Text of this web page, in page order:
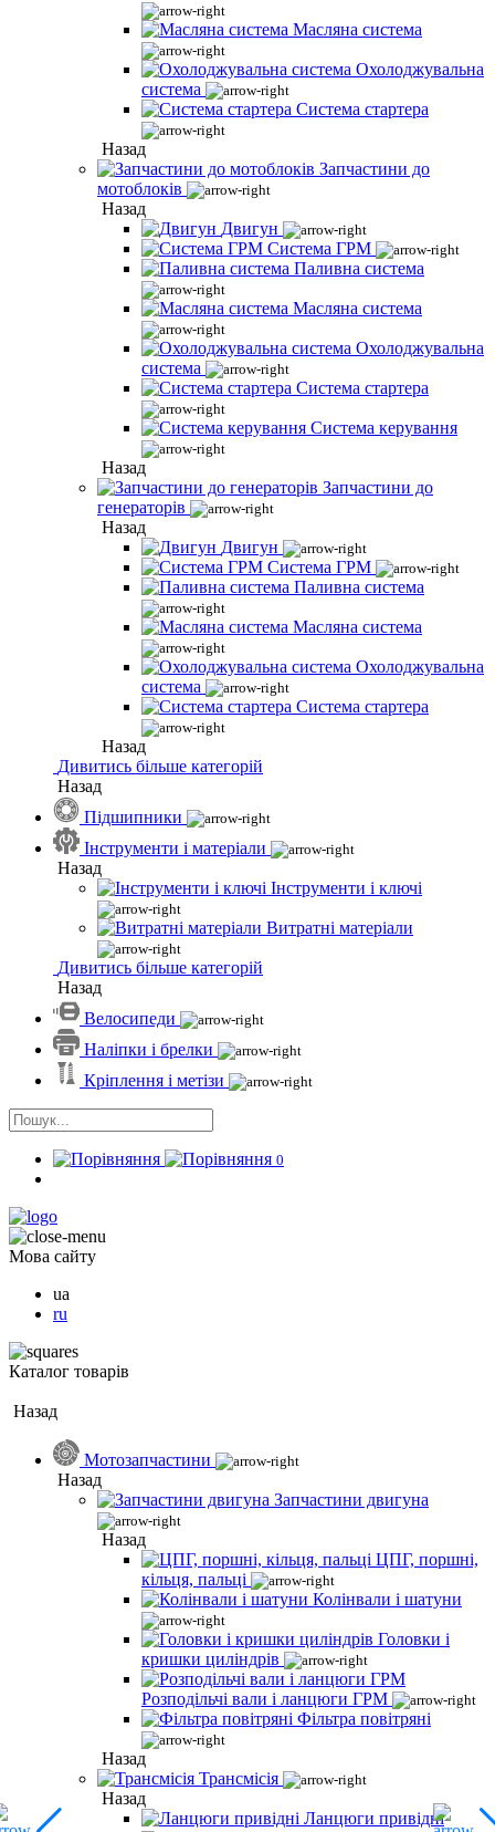
Масляна система
Охолоджувальна
система
Система стартера
Назад
Запчастини до
мотоблоків
Назад
Двигун
Система ГРМ
Паливна система
Масляна система
Охолоджувальна
система
Система стартера
Система керування
Назад
Запчастини до
генераторів
Назад
Двигун
Система ГРМ
Паливна система
Масляна система
Охолоджувальна
система
Система стартера
Назад
Дивитись більше категорій
Назад
Підшипники
Інструменти і матеріали
Назад
Інструменти і ключі
Витратні матеріали
Дивитись більше категорій
Назад
Велосипеди
Наліпки і брелки
Кріплення і метізи
0
Мова сайту
ua
ru
Каталог товарів
Назад
Мотозапчастини
Назад
Запчастини двигуна
Назад
ЦПГ, поршні,
кільця, пальці
Колінвали і шатуни
Головки і
кришки циліндрів
Розподільчі вали і ланцюги ГРМ
Фільтра повітряні
Назад
Трансмісія
Назад
Ланцюги привідні